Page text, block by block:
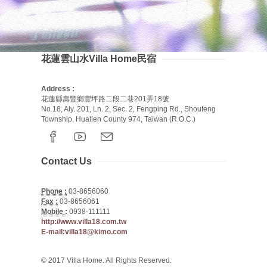
花蓮雲山水Villa Home民宿
Address :
花蓮縣壽豐鄉豐坪路二段二巷201弄18號
No.18, Aly. 201, Ln. 2, Sec. 2, Fengping Rd., Shoufeng
Township, Hualien County 974, Taiwan (R.O.C.)
Contact Us
Phone : 03-8656060
Fax : 03-8656061
Mobile : 0938-111111
http://www.villa18.com.tw
E-mail:villa18@kimo.com
© 2017 Villa Home. All Rights Reserved.